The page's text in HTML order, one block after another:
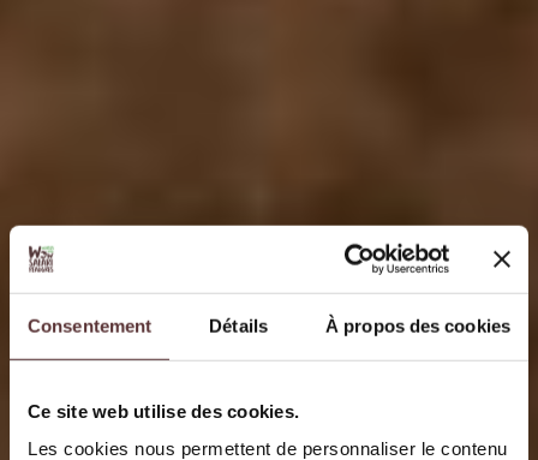
Consentement Détails À propos des cookies
Ce site web utilise des cookies.
Les cookies nous permettent de personnaliser le contenu